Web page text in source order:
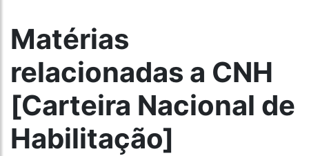
Matérias
relacionadas a CNH
[Carteira Nacional de
Habilitação]